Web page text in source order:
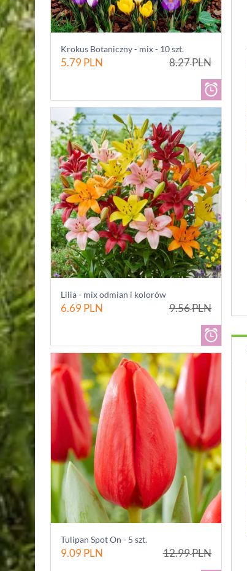
Krokus Botaniczny - mix - 10 szt.
5.79PLN 8.27PLN
Lilia - mix odmian i kolorów
6.69PLN 9.56PLN
Tulipan Spot On - 5 szt.
9.09PLN 12.99PLN